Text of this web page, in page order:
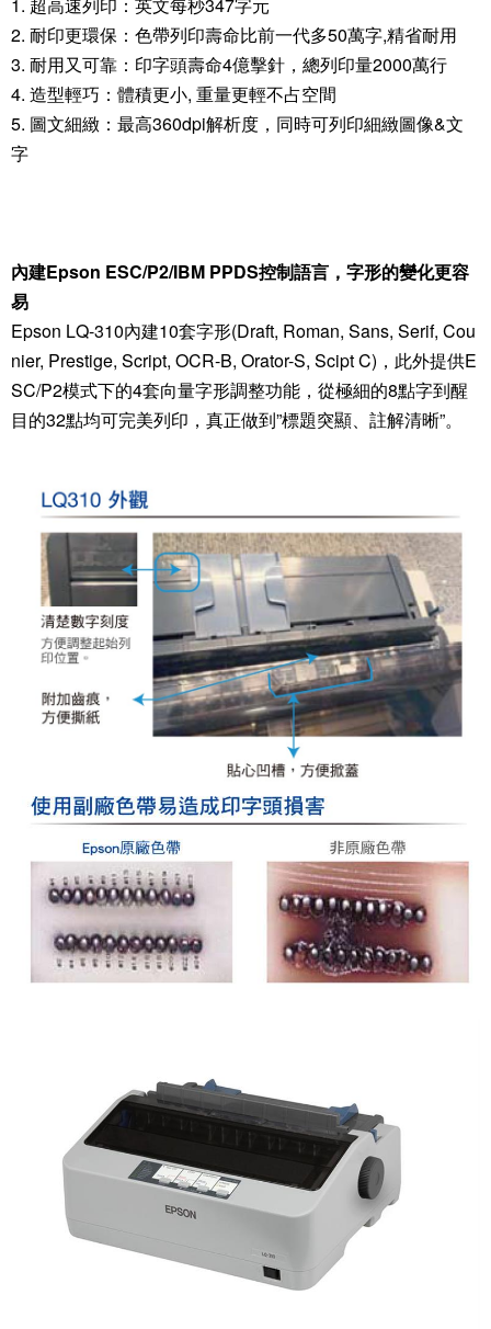
2. 耐印更環保：色帶列印壽命比前一代多50萬字,精省耐用
3. 耐用又可靠：印字頭壽命4億擊針，總列印量2000萬行
4. 造型輕巧：體積更小, 重量更輕不占空間
5. 圖文細緻：最高360dpi解析度，同時可列印細緻圖像&文
字
內建Epson ESC/P2/IBM PPDS控制語言，字形的變化更容
易
Epson LQ-310內建10套字形(Draft, Roman, Sans, Serif, Cou
nier, Prestige, Script, OCR-B, Orator-S, Scipt C)，此外提供E
SC/P2模式下的4套向量字形調整功能，從極細的8點字到醒
目的32點均可完美列印，真正做到”標題突顯、註解清晰”。